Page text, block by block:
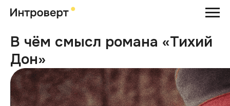
В чём смысл романа «Тихий
Дон»